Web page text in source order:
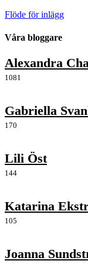
Flöde för inlägg
Våra bloggare
Alexandra
1081
Gabriella
170
Lili Öst
144
Katarina
105
Joanna